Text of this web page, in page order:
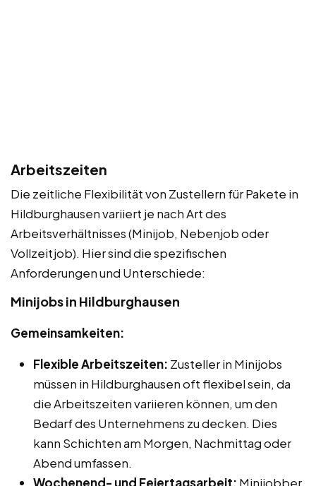
Arbeitszeiten
Die zeitliche Flexibilität von Zustellern für Pakete in
Hildburghausen variiert je nach Art des
Arbeitsverhältnisses (Minijob, Nebenjob oder
Vollzeitjob). Hier sind die spezifischen
Anforderungen und Unterschiede:
Minijobs in Hildburghausen
Gemeinsamkeiten:
Flexible Arbeitszeiten: Zusteller in Minijobs
müssen in Hildburghausen oft flexibel sein, da
die Arbeitszeiten variieren können, um den
Bedarf des Unternehmens zu decken. Dies
kann Schichten am Morgen, Nachmittag oder
Abend umfassen.
Wochenend- und Feiertagsarbeit: Minijobber